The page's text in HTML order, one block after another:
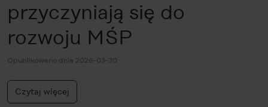
przyczyniają się do
rozwoju MŚP
Opublikowano dnia 2026-03-30
Czytaj więcej